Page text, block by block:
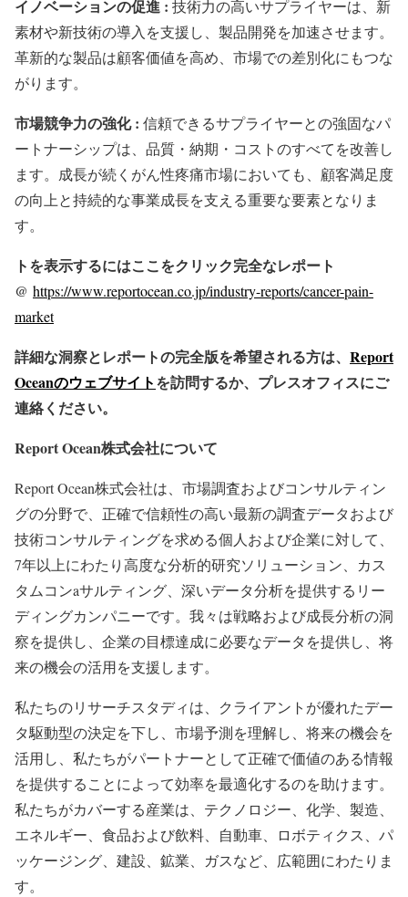
イノベーションの促進 : 技術力の高いサプライヤーは、新
素材や新技術の導入を支援し、製品開発を加速させます。
革新的な製品は顧客価値を高め、市場での差別化にもつな
がります。
市場競争力の強化 : 信頼できるサプライヤーとの強固なパ
ートナーシップは、品質・納期・コストのすべてを改善し
ます。成長が続くがん性疼痛市場においても、顧客満足度
の向上と持続的な事業成長を支える重要な要素となりま
す。
トを表示するにはここをクリック完全なレポート
@ https://www.reportocean.co.jp/industry-reports/cancer-pain-
market
詳細な洞察とレポートの完全版を希望される方は、 Report
Oceanのウェブサイトを訪問するか、プレスオフィスにご
連絡ください。
Report Ocean株式会社について
Report Ocean株式会社は、市場調査およびコンサルティン
グの分野で、正確で信頼性の高い最新の調査データおよび
技術コンサルティングを求める個人および企業に対して、
7年以上にわたり高度な分析的研究ソリューション、カス
タムコンaサルティング、深いデータ分析を提供するリー
ディングカンパニーです。我々は戦略および成長分析の洞
察を提供し、企業の目標達成に必要なデータを提供し、将
来の機会の活用を支援します。
私たちのリサーチスタディは、クライアントが優れたデー
タ駆動型の決定を下し、市場予測を理解し、将来の機会を
活用し、私たちがパートナーとして正確で価値のある情報
を提供することによって効率を最適化するのを助けます。
私たちがカバーする産業は、テクノロジー、化学、製造、
エネルギー、食品および飲料、自動車、ロボティクス、パ
ッケージング、建設、鉱業、ガスなど、広範囲にわたりま
す。